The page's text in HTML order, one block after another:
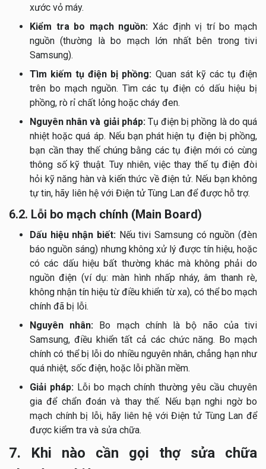
xước vỏ máy.
Kiểm tra bo mạch nguồn: Xác định vị trí bo mạch
nguồn (thường là bo mạch lớn nhất bên trong tivi
Samsung).
Tìm kiếm tụ điện bị phồng: Quan sát kỹ các tụ điện
trên bo mạch nguồn. Tìm các tụ điện có dấu hiệu bị
phồng, rò rỉ chất lỏng hoặc cháy đen.
Nguyên nhân và giải pháp: Tụ điện bị phồng là do quá
nhiệt hoặc quá áp. Nếu bạn phát hiện tụ điện bị phồng,
bạn cần thay thế chúng bằng các tụ điện mới có cùng
thông số kỹ thuật. Tuy nhiên, việc thay thế tụ điện đòi
hỏi kỹ năng hàn và kiến thức về điện tử. Nếu bạn không
tự tin, hãy liên hệ với Điện tử Tùng Lan để được hỗ trợ.
6.2. Lỗi bo mạch chính (Main Board)
Dấu hiệu nhận biết: Nếu tivi Samsung có nguồn (đèn
báo nguồn sáng) nhưng không xử lý được tín hiệu, hoặc
có các dấu hiệu bất thường khác mà không phải do
nguồn điện (ví dụ: màn hình nhấp nháy, âm thanh rè,
không nhận tín hiệu từ điều khiển từ xa), có thể bo mạch
chính đã bị lỗi.
Nguyên nhân:
Bo mạch chính là bộ não của tivi
Samsung, điều khiển tất cả các chức năng. Bo mạch
chính có thể bị lỗi do nhiều nguyên nhân, chẳng hạn như
quá nhiệt, sốc điện, hoặc lỗi phần mềm.
Giải pháp: Lỗi bo mạch chính thường yêu cầu chuyên
gia để chẩn đoán và thay thế. Nếu bạn nghi ngờ bo
mạch chính bị lỗi, hãy liên hệ với Điện tử Tùng Lan để
được kiểm tra và sửa chữa.
7. Khi nào cần gọi thợ sửa chữa